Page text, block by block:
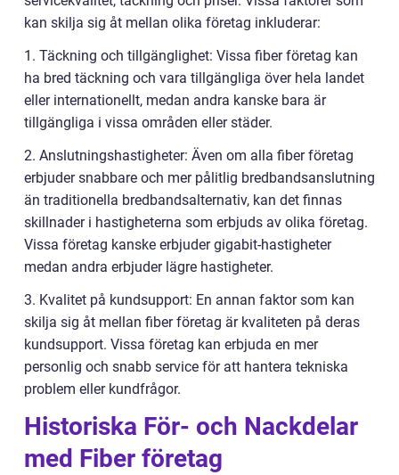
kan skilja sig åt mellan olika företag inkluderar:
1. Täckning och tillgänglighet: Vissa fiber företag kan
ha bred täckning och vara tillgängliga över hela landet
eller internationellt, medan andra kanske bara är
tillgängliga i vissa områden eller städer.
2. Anslutningshastigheter: Även om alla fiber företag
erbjuder snabbare och mer pålitlig bredbandsanslutning
än traditionella bredbandsalternativ, kan det finnas
skillnader i hastigheterna som erbjuds av olika företag.
Vissa företag kanske erbjuder gigabit-hastigheter
medan andra erbjuder lägre hastigheter.
3. Kvalitet på kundsupport: En annan faktor som kan
skilja sig åt mellan fiber företag är kvaliteten på deras
kundsupport. Vissa företag kan erbjuda en mer
personlig och snabb service för att hantera tekniska
problem eller kundfrågor.
Historiska För- och Nackdelar
med Fiber företag